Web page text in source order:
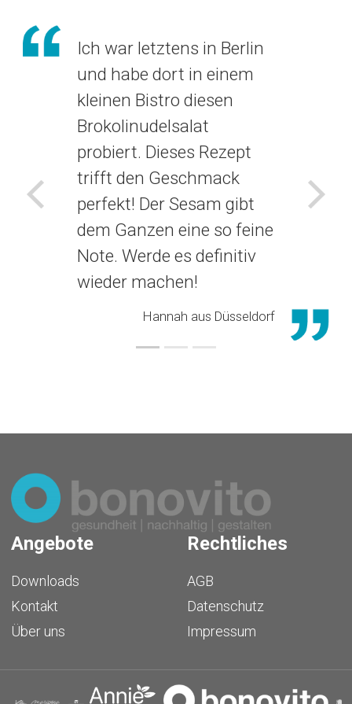
Ich war letztens in Berlin
und habe dort in einem
kleinen Bistro diesen
Brokolinudelsalat
probiert. Dieses Rezept
trifft den Geschmack
perfekt! Der Sesam gibt
dem Ganzen eine so feine
Note. Werde es definitiv
wieder machen!
Hannah aus Düsseldorf
Voriges
Angebote
Downloads
Kontakt
Über uns
Rechtliches
AGB
Datenschutz
Impressum